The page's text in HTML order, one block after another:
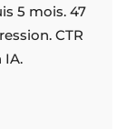
5 mois. 47
CTR
IA.